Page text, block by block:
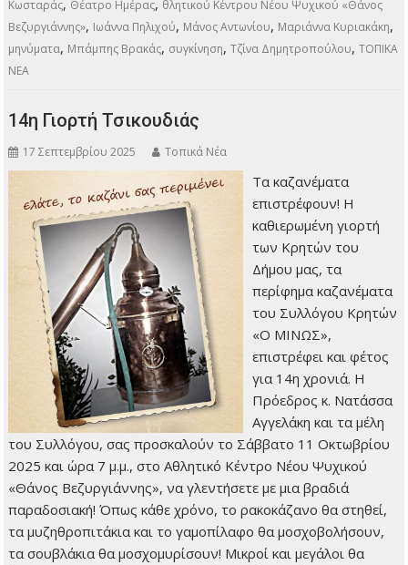
Κωσταράς Θέατρο Ημέρας θλητικού Κέντρου Νέου Ψυχικού «Θάνος
Βεζυργιάννης», Ιωάννα Πηλιχού, Μάνος Αντωνίου, Μαριάννα Κυριακάκη,
μηνύματα, Μπάμπης Βρακάς, συγκίνηση,Τζίνα Δημητροπούλου,ΤΟΠΙΚΑ
ΝΕΑ
14η Γιορτή Τσικουδιάς
17 Σεπτεμβρίου 2025 Τοπικά Νέα
Τα καζανέματα
επιστρέφουν! Η
καθιερωμένη γιορτή
των Κρητών του
Δήμου μας, τα
περίφημα καζανέματα
του Συλλόγου Κρητών
«Ο ΜΙΝΩΣ»,
επιστρέφει και φέτος
για 14η χρονιά. Η
Πρόεδρος κ. Νατάσσα
Αγγελάκη και τα μέλη
του Συλλόγου, σας προσκαλούν το Σάββατο 11 Οκτωβρίου
2025 και ώρα 7 μ.μ., στο Αθλητικό Κέντρο Νέου Ψυχικού
«Θάνος Βεζυργιάννης», να γλεντήσετε με μια βραδιά
παραδοσιακή! Όπως κάθε χρόνο, το ρακοκάζανο θα στηθεί,
τα μυζηθροπιτάκια και το γαμοπίλαφο θα μοσχοβολήσουν,
τα σουβλάκια θα μοσχομυρίσουν! Μικροί και μεγάλοι θα